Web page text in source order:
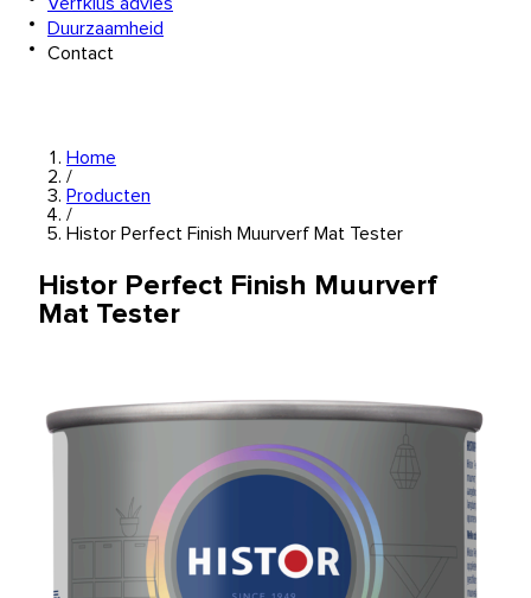
Duurzaamheid
Contact
Home
/
Producten
/
Histor Perfect Finish Muurverf Mat Tester
Histor Perfect Finish Muurverf
Mat Tester